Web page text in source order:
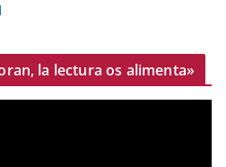
la lectura os alimenta»